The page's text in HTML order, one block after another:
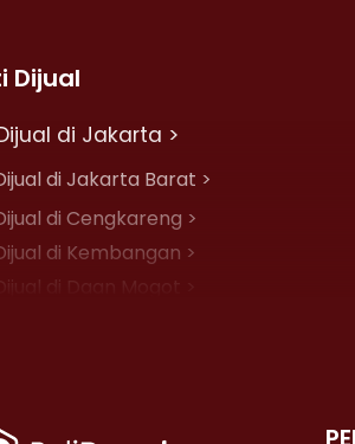
Dijual
di Jakarta >
di Jakarta Barat >
di Cengkareng >
di Kembangan >
di Daan Mogot >